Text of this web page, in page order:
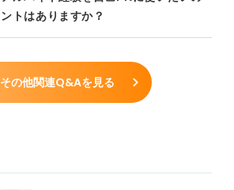
トはありますか？
その他関連Q&Aを見る